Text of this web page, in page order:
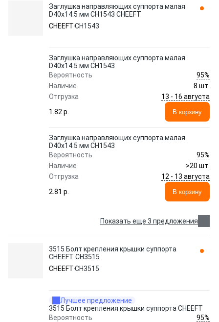
Заглушка направляющих суппорта малая
D40x14.5 мм CH1543 CHEEFT
CHEEFTCH1543
Заглушка направляющих суппорта малая
D40x14.5 мм CH1543
Вероятность
95%
Наличие
8 шт.
Отгрузка
13 - 16 августа
1.82 p.
В корзину
Заглушка направляющих суппорта малая
D40x14.5 мм CH1543
Вероятность
95%
Наличие
>20 шт.
Отгрузка
12 - 13 августа
2.81 p.
В корзину
Показать еще 3 предложения
3515 Болт крепления крышки суппорта
CHEEFT CH3515
CHEEFTCH3515
Лучшее предложение
3515 Болт крепления крышки суппорта CHEEFT
Вероятность
95%